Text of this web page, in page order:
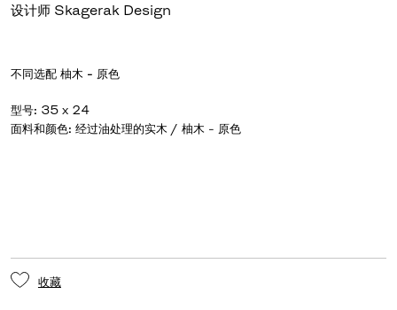
设计师 Skagerak Design
不同选配 柚木 - 原色
型号: 35 x 24
面料和颜色: 经过油处理的实木 / 柚木 - 原色
收藏